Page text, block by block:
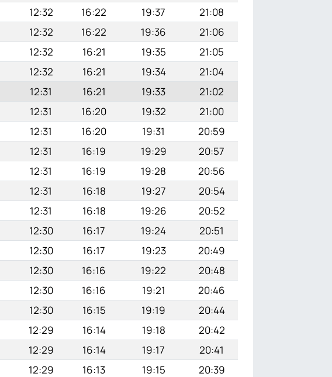
12:32 16:22 19:37
21:08
12:32 16:22 19:36
21:06
12:32 16:21 19:35
21:05
12:32 16:21 19:34
21:04
12:31 16:21 19:33
21:02
12:31 16:20 19:32
21:00
12:31 16:20 19:31
20:59
12:31 16:19 19:29
20:57
12:31 16:19 19:28
20:56
12:31 16:18 19:27
20:54
12:31 16:18 19:26
20:52
12:30 16:17 19:24
20:51
12:30 16:17 19:23
20:49
12:30 16:16 19:22
20:48
12:30 16:16 19:21
20:46
12:30 16:15 19:19
20:44
12:29 16:14 19:18
20:42
12:29 16:14 19:17
20:41
12:29 16:13 19:15
20:39